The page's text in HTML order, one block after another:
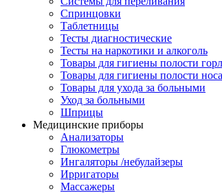
Спринцовки
Таблетницы
Тесты диагностические
Тесты на наркотики и алкоголь
Товары для гигиены полости
Товары для гигиены полости носа
Товары для ухода за больными
Уход за больными
Шприцы
Медицинские приборы
Анализаторы
Глюкометры
Ингаляторы /небулайзеры
Ирригаторы
Массажеры